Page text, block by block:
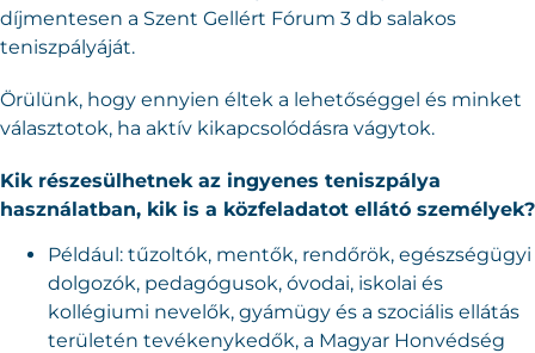
díjmentesen a Szent Gellért Fórum 3 db salakos
teniszpályáját.
Örülünk, hogy ennyien éltek a lehetőséggel és minket
választotok, ha aktív kikapcsolódásra vágytok.
Kik részesülhetnek az ingyenes teniszpálya
használatban, kik is a közfeladatot ellátó személyek?
Például: tűzoltók, mentők, rendőrök, egészségügyi
dolgozók, pedagógusok, óvodai, iskolai és
kollégiumi nevelők, gyámügy és a szociális ellátás
területén tevékenykedők, a Magyar Honvédség